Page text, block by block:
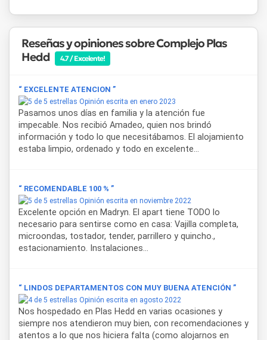
Reseñas y opiniones sobre Complejo Plas
Hedd
4.7 / Excelente!
“ EXCELENTE ATENCION ”
Opinión escrita en enero 2023
Pasamos unos días en familia y la atención fue
impecable. Nos recibió Amadeo, quien nos brindó
información y todo lo que necesitábamos. El alojamiento
estaba limpio, ordenado y todo en excelente...
“ RECOMENDABLE 100 % ”
Opinión escrita en noviembre 2022
Excelente opción en Madryn. El apart tiene TODO lo
necesario para sentirse como en casa: Vajilla completa,
microondas, tostador, tender, parrillero y quincho.,
estacionamiento. Instalaciones...
“ LINDOS DEPARTAMENTOS CON MUY BUENA ATENCIÓN ”
Opinión escrita en agosto 2022
Nos hospedado en Plas Hedd en varias ocasiones y
siempre nos atendieron muy bien, con recomendaciones y
atentos a lo que nos hiciera falta (como alojarnos en